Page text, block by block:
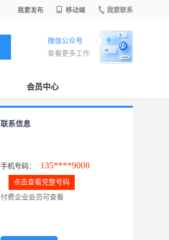
我要发布 移动端 我要联系
微信公众号
查看更多工作
会员中心
联系信息
手机号码： 135****9008
点击查看完整号码
付费企业会员可查看